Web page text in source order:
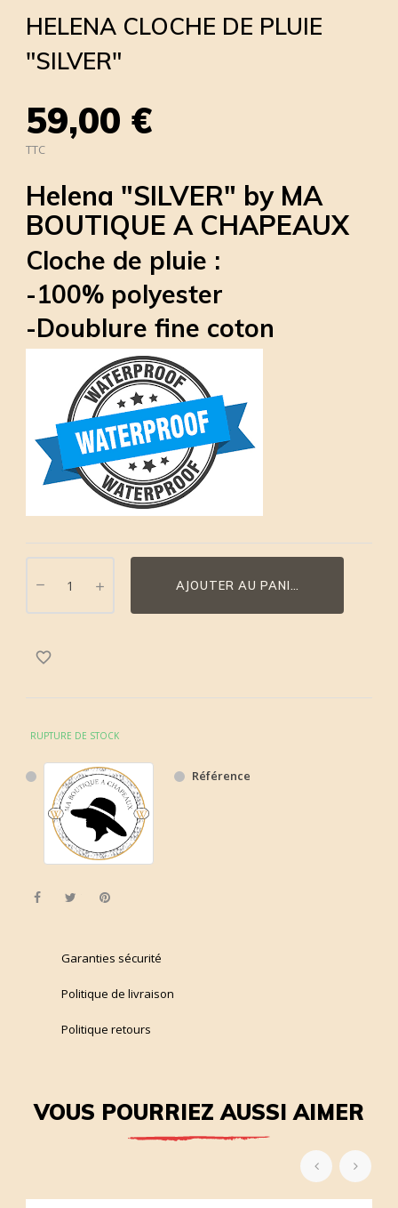
HELENA CLOCHE DE PLUIE
"SILVER"
59,00 €
TTC
Helena "SILVER" by MA
BOUTIQUE A CHAPEAUX
Cloche de pluie :
-100% polyester
-Doublure fine coton
AJOUTER AU PANIER
favorite_border
RUPTURE DE STOCK
Référence
PartagerTweet
Garanties sécurité
Politique de livraison
Politique retours
VOUS POURRIEZ AUSSI AIMER
‹ ›